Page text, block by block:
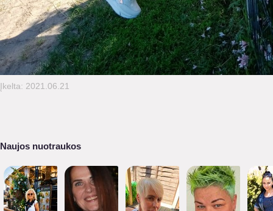
Įkelta: 2021.06.21
Naujos nuotraukos